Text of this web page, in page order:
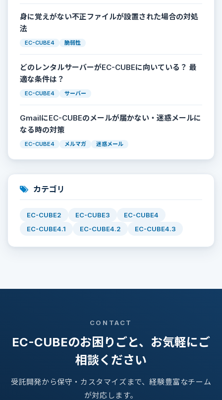
身に覚えがない不正ファイルが設置された場合の対処
法
EC-CUBE4 脆弱性
どのレンタルサーバーがEC-CUBEに向いている？ 最
適な条件は？
EC-CUBE4 サーバー
GmailにEC-CUBEのメールが届かない・迷惑メールに
なる時の対策
EC-CUBE4 メルマガ 迷惑メール
カテゴリ
EC-CUBE2 EC-CUBE3
EC-CUBE4
EC-CUBE4.1
EC-CUBE4.2 EC-CUBE4.3
CONTACT
EC-CUBEのお困りごと、お気軽にご
相談ください
受託開発から保守・カスタマイズまで、経験豊富なチーム
が対応します。